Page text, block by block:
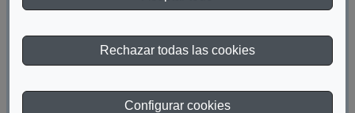
Rechazar todas las cookies
Configurar cookies
igualdad
Fecha de catalogación:2017